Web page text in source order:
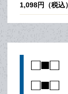
1,098円（税込）
□■□
□■□